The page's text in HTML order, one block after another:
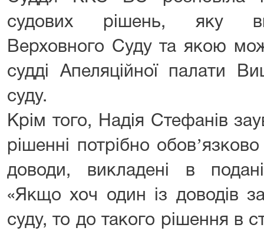
судових рішень, яку
Верховного Суду та якою
судді Апеляційної палати
суду.
Крім того, Надія Стефанів
рішенні потрібно
доводи, викладені в
«Якщо хоч один із доводів
суду, то до такого рішення в